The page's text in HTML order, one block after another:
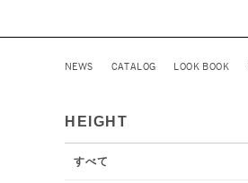
NEWS CATALOG LOOK BOOK
HEIGHT
すべて